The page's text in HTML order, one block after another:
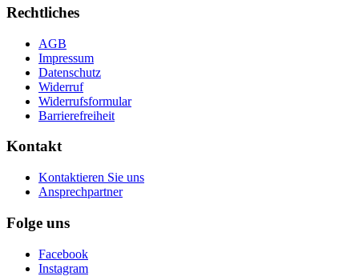
Rechtliches
AGB
Impressum
Datenschutz
Widerruf
Widerrufsformular
Barrierefreiheit
Kontakt
Kontaktieren Sie uns
Ansprechpartner
Folge uns
Facebook
Instagram